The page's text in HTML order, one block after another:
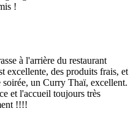
!
à l'arrière du restaurant
excellente, des produits frais, et
un Curry Thaï, excellent.
et l'accueil toujours très
!!!!